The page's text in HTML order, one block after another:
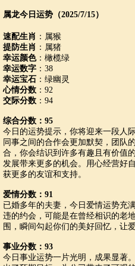
属龙今日运势（2025/7/15）
速配生肖 ：属猴
提防生肖 ：属猪
幸运颜色：橄榄绿
幸运数字 ：38
幸运宝石 ：绿幽灵
心情分数 ：92
交际分数 ：94
综合分数：95
今日的运势提示，你将迎来一段人
同事之间的合作会更加默契，团队
合，你会结识到许多有趣且有价值
发展带来更多的机会。用心经营好
获更多的友谊和支持。
爱情分数：91
已婚多年的夫妻，今日爱情运势充
违的约会，可能是在曾经相识的老
围，瞬间勾起你们的美好回忆，让
事业分数：93
今日事业运势一片光明，成果显著